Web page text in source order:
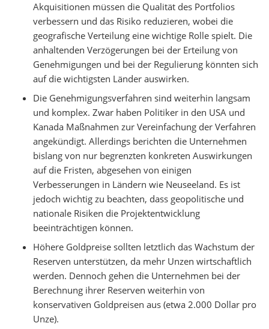
Akquisitionen müssen die Qualität des Portfolios
verbessern und das Risiko reduzieren, wobei die
geografische Verteilung eine wichtige Rolle spielt. Die
anhaltenden Verzögerungen bei der Erteilung von
Genehmigungen und bei der Regulierung könnten sich
auf die wichtigsten Länder auswirken.
Die Genehmigungsverfahren sind weiterhin langsam
und komplex. Zwar haben Politiker in den USA und
Kanada Maßnahmen zur Vereinfachung der Verfahren
angekündigt. Allerdings berichten die Unternehmen
bislang von nur begrenzten konkreten Auswirkungen
auf die Fristen, abgesehen von einigen
Verbesserungen in Ländern wie Neuseeland. Es ist
jedoch wichtig zu beachten, dass geopolitische und
nationale Risiken die Projektentwicklung
beeinträchtigen können.
Höhere Goldpreise sollten letztlich das Wachstum der
Reserven unterstützen, da mehr Unzen wirtschaftlich
werden. Dennoch gehen die Unternehmen bei der
Berechnung ihrer Reserven weiterhin von
konservativen Goldpreisen aus (etwa 2.000 Dollar pro
Unze).